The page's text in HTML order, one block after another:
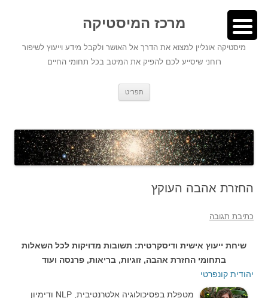
לתוכן
מרכז המיסטיקה
מיסטיקה אונליין למצוא את הדרך אל האושר ולקבל מידע וייעוץ לשיפור
רוחני שיסייע לכם להפיק את המיטב בכל תחומי החיים
תפריט
החזרת אהבה העוקץ
כתיבת תגובה
שיחת ייעוץ אישית ודיסקרטית: תשובות מדויקות לכל השאלות
בתחומי החזרת אהבה, זוגיות, בריאות, פרנסה ועוד
יהודית קונפרטי
מטפלת בפסיכולוגיה אלטרנטיבית, NLP ודימיון